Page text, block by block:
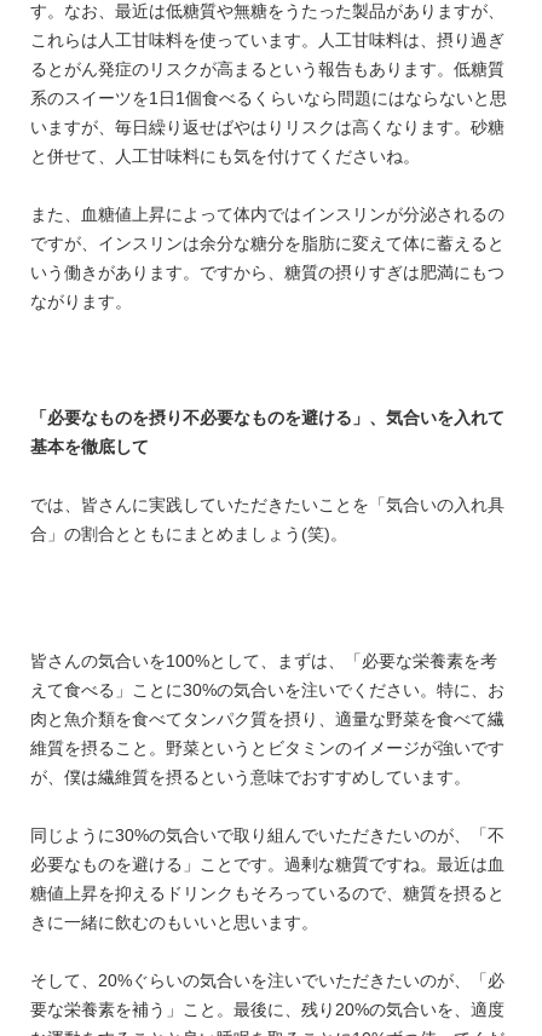
す。なお、最近は低糖質や無糖をうたった製品がありますが、
これらは人工甘味料を使っています。人工甘味料は、摂り過ぎ
るとがん発症のリスクが高まるという報告もあります。低糖質
系のスイーツを1日1個食べるくらいなら問題にはならないと思
いますが、毎日繰り返せばやはりリスクは高くなります。砂糖
と併せて、人工甘味料にも気を付けてくださいね。
また、血糖値上昇によって体内ではインスリンが分泌されるの
ですが、インスリンは余分な糖分を脂肪に変えて体に蓄えると
いう働きがあります。ですから、糖質の摂りすぎは肥満にもつ
ながります。
「必要なものを摂り不必要なものを避ける」、気合いを入れて
基本を徹底して
では、皆さんに実践していただきたいことを「気合いの入れ具
合」の割合とともにまとめましょう(笑)。
皆さんの気合いを100%として、まずは、「必要な栄養素を考
えて食べる」ことに30%の気合いを注いでください。特に、お
肉と魚介類を食べてタンパク質を摂り、適量な野菜を食べて繊
維質を摂ること。野菜というとビタミンのイメージが強いです
が、僕は繊維質を摂るという意味でおすすめしています。
同じように30%の気合いで取り組んでいただきたいのが、「不
必要なものを避ける」ことです。過剰な糖質ですね。最近は血
糖値上昇を抑えるドリンクもそろっているので、糖質を摂ると
きに一緒に飲むのもいいと思います。
そして、20%ぐらいの気合いを注いでいただきたいのが、「必
要な栄養素を補う」こと。最後に、残り20%の気合いを、適度